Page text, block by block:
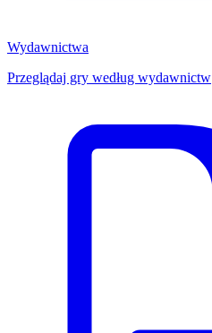
Wydawnictwa
Przeglądaj gry według wydawnictw